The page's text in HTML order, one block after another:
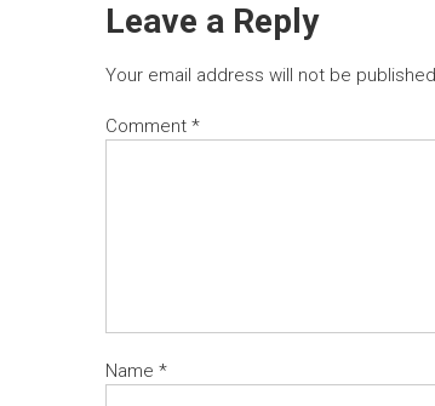
Leave a Reply
Your email address will not be
Comment *
Name *